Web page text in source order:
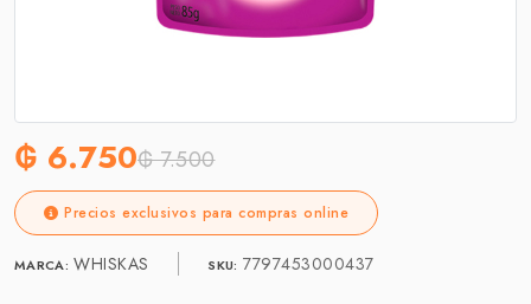
₲ 6.750₲ 7.500
Precios exclusivos para compras online
MARCA: WHISKAS SKU: 7797453000437